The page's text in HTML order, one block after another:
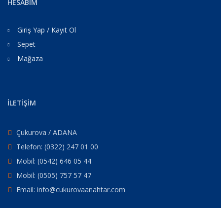
HESABIM
Giriş Yap / Kayıt Ol
Sepet
Mağaza
İLETİŞİM
Çukurova / ADANA
Telefon: (0322) 247 01 00
Mobil: (0542) 646 05 44
Mobil: (0505) 757 57 47
Email: info@cukurovaanahtar.com